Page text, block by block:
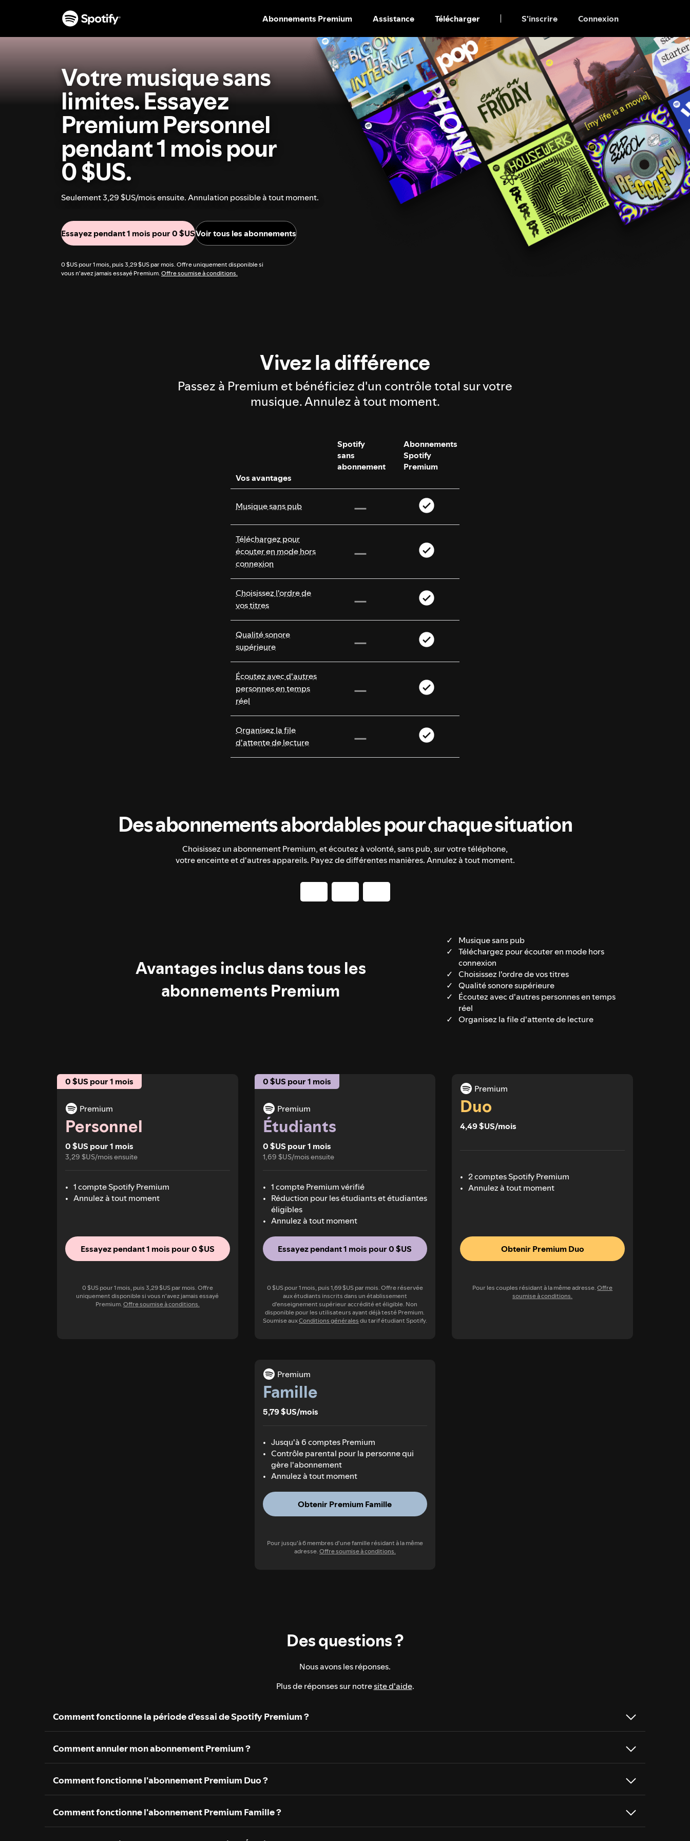
PASSER
AU
CONTENU
Abonnements Premium Assistance Télécharger S'inscrire Connexion
Votre musique sans
limites. Essayez
Premium Personnel
pendant 1 mois pour
0 $US.
Seulement 3,29 $US/mois ensuite. Annulation possible à tout moment.
Essayez pendant 1 mois pour 0 $USVoir tous les abonnements
0 $US pour 1 mois, puis 3,29 $US par mois. Offre uniquement disponible si
vous n'avez jamais essayé Premium.Offre soumise à conditions.
Vivez la différence
Passez à Premium et bénéficiez d'un contrôle total sur votre
musique. Annulez à tout moment.
Vos avantages
Spotify
sans
abonnement
Abonnements
Spotify
Premium
Musique sans pub
Téléchargez pour
écouter en mode hors
connexion
Choisissez l'ordre de
vos titres
Qualité sonore
supérieure
Écoutez avec d'autres
personnes en temps
réel
Organisez la file
d'attente de lecture
Des abonnements abordables pour chaque situation
Choisissez un abonnement Premium, et écoutez à volonté, sans pub, sur votre téléphone,
votre enceinte et d'autres appareils. Payez de différentes manières. Annulez à tout moment.
Avantages inclus dans tous les
abonnements Premium
Musique sans pub
Téléchargez pour écouter en mode hors
connexion
Choisissez l'ordre de vos titres
Qualité sonore supérieure
Écoutez avec d'autres personnes en temps
réel
Organisez la file d'attente de lecture
0 $US pour 1 mois
Premium
Personnel
0 $US pour 1 mois
3,29 $US/mois ensuite
1 compte Spotify Premium
Annulez à tout moment
Essayez pendant 1 mois pour 0 $US
0 $US pour 1 mois, puis 3,29 $US par mois. Offre
uniquement disponible si vous n'avez jamais essayé
Premium.Offre soumise à conditions.
0 $US pour 1 mois
Premium
Étudiants
0 $US pour 1 mois
1,69 $US/mois ensuite
1 compte Premium vérifié
Réduction pour les étudiants et étudiantes
éligibles
Annulez à tout moment
Essayez pendant 1 mois pour 0 $US
0 $US pour 1 mois, puis 1,69 $US par mois. Offre réservée
aux étudiants inscrits dans un établissement
d'enseignement supérieur accrédité et éligible. Non
disponible pour les utilisateurs ayant déjà testé Premium.
Soumise auxConditions généralesdu tarif étudiant Spotify.
Premium
Duo
4,49 $US/mois
2 comptes Spotify Premium
Annulez à tout moment
Obtenir Premium Duo
Pour les couples résidant à la même adresse.Offre
soumise à conditions.
Premium
Famille
5,79 $US/mois
Jusqu'à 6 comptes Premium
Contrôle parental pour la personne qui
gère l'abonnement
Annulez à tout moment
Obtenir Premium Famille
Pour jusqu'à 6 membres d'une famille résidant à la même
adresse.Offre soumise à conditions.
Des questions ?
Nous avons les réponses.
Plus de réponses sur notresite d'aide.
Comment fonctionne la période d'essai de Spotify Premium ?
Comment annuler mon abonnement Premium ?
Comment fonctionne l'abonnement Premium Duo ?
Comment fonctionne l'abonnement Premium Famille ?